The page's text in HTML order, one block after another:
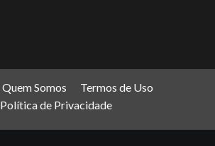
Quem Somos
Termos de Uso
Política de Privacidade